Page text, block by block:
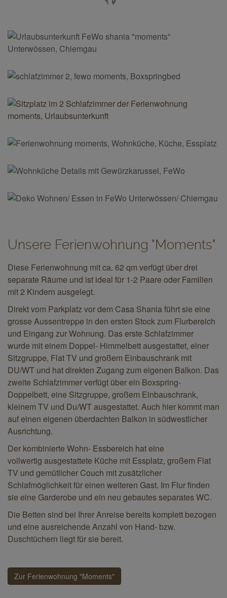
Unsere Ferienwohnung "Moments"
Diese Ferienwohnung mit ca. 62 qm verfügt über drei
separate Räume und ist ideal für 1-2 Paare oder Familien
mit 2 Kindern ausgelegt.
Direkt vom Parkplatz vor dem Casa Shania führt sie eine
grosse Aussentreppe in den ersten Stock zum Flurbereich
und Eingang zur Wohnung. Das erste Schlafzimmer
wurde mit einem Doppel- Himmelbett ausgestattet, einer
Sitzgruppe, Flat TV und großem Einbauschrank mit
DU/WT und hat direkten Zugang zum eigenen Balkon. Das
zweite Schlafzimmer verfügt über ein Boxspring-
Doppelbett, eine Sitzgruppe, großem Einbauschrank,
kleinem TV und Du/WT ausgestattet. Auch hier kommt man
auf einen eigenen überdachten Balkon in südwestlicher
Ausrichtung.
Der kombinierte Wohn- Essbereich hat eine
vollwertig ausgestattete Küche mit Essplatz, großem Flat
TV und gemütlicher Couch mit zusätzlicher
Schlafmöglichkeit für einen weiteren Gast. Im Flur finden
sie eine Garderobe und ein neu gebautes separates WC.
Die Betten sind bei Ihrer Anreise bereits komplett bezogen
und eine ausreichende Anzahl von Hand- bzw.
Duschtüchern liegt für sie bereit.
Zur Ferienwohnung "Moments"